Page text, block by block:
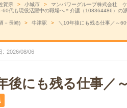
賀県 小城市
マンパワーグループ株式会社
60代も現役活躍中の職場へ＊介護（108364486）の
－長崎) 牛津駅 ＼10年後にも残る仕事／～
2026/08/06
後にも残る仕事／